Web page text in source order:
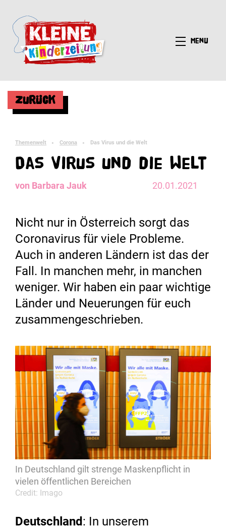
Menü
Zurück
Themenwelt ► Corona ► Das Virus und die Welt
Das Virus und die Welt
von Barbara Jauk 20.01.2021
Nicht nur in Österreich sorgt das
Coronavirus für viele Probleme.
Auch in anderen Ländern ist das der
Fall. In manchen mehr, in manchen
weniger. Wir haben ein paar wichtige
Länder und Neuerungen für euch
zusammengeschrieben.
In Deutschland gilt strenge Maskenpflicht in
vielen öffentlichen Bereichen
Credit: Imago
Deutschland : In unserem